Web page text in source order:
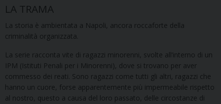
LA TRAMA
La storia è ambientata a Napoli, ancora roccaforte della
criminalità organizzata.
La serie racconta vite di ragazzi minorenni, svolte all’interno di un
IPM (Istituti Penali per i Minorenni), dove si trovano per aver
commesso dei reati. Sono ragazzi come tutti gli altri, ragazzi che
hanno un cuore, forse apparentemente più impermeabile rispetto
al nostro, questo a causa del loro passato, delle circostanze di